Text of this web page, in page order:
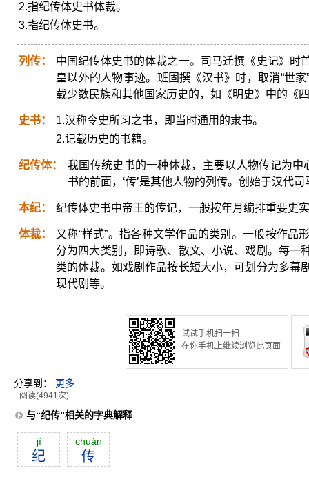
2.指纪传体史书体裁。
3.指纪传体史书。
列传：
中国纪传体史书的体裁之一。司马迁撰《史记》时
皇以外的人物事迹。班固撰《汉书》时，取消“世
载少数民族和其他国家历史的，如《明史》中的《
史书：
1.汉称令史所习之书，即当时通用的隶书。
2.记载历史的书籍。
纪传体：
我国传统史书的一种体裁，主要以人物传记为中
书的前面，‘传’是其他人物的列传。创始于汉代
本纪： 纪传体史书中帝王的传记，一般按年月编排重要史
体裁：
又称“样式”。指各种文学作品的类别。一般按作
分为四大类别，即诗歌、散文、小说、戏剧。每一
类的体裁。如戏剧作品按长短大小，可划分为多幕
现代剧等。
试试手机扫一扫
在你手机上继续浏览此页面
分享到： 更多
阅读(4941次)
与“纪传”相关的字典解释
jì
纪
chuán
传